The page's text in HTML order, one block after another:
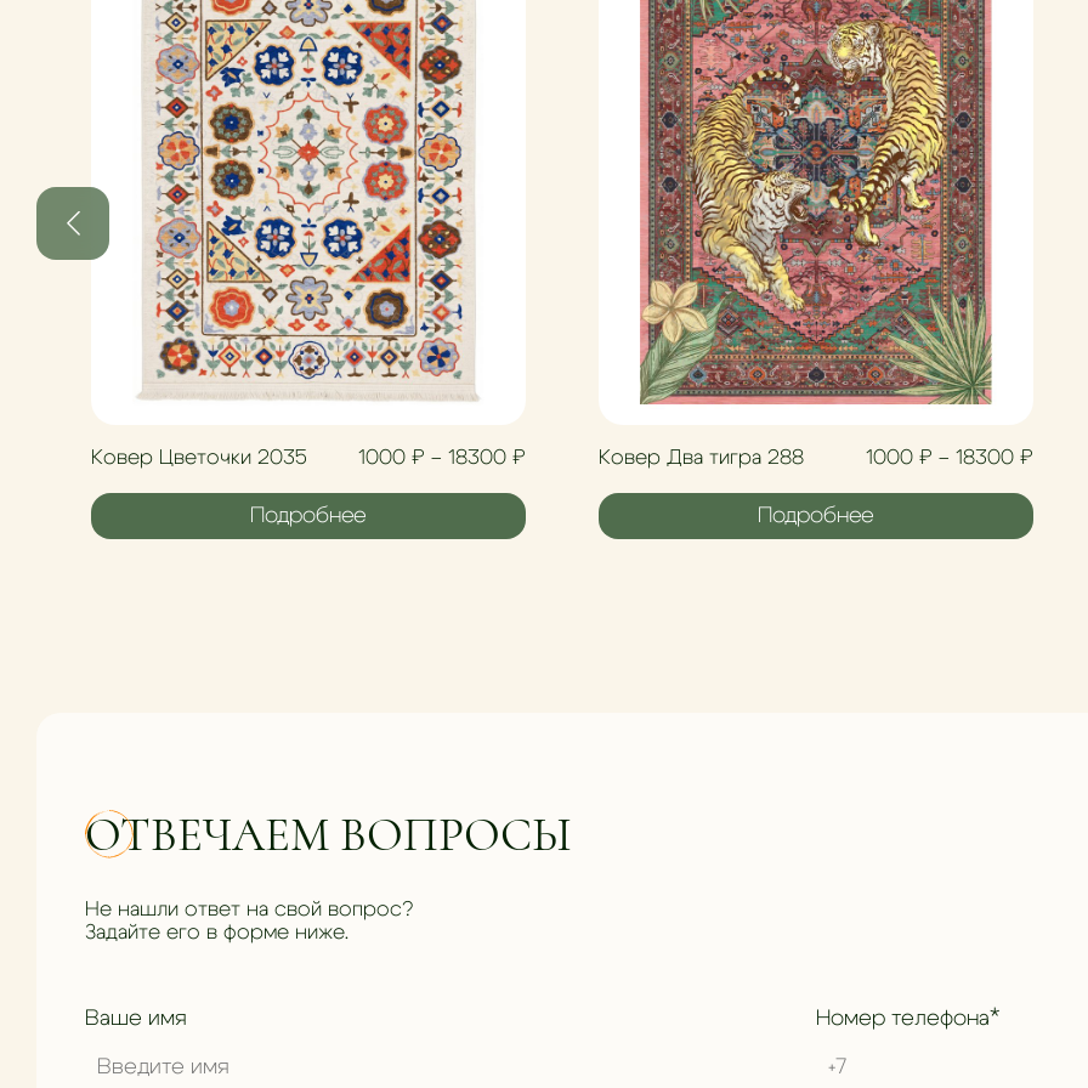
Ковер Цветочки 2035 1000 ₽ – 18300 ₽ Диапазон цен: 1000 ₽ – 18300 ₽
Подробнее
Ковер Два тигра 288 1000 ₽ – 18300 ₽
Подробнее
ОТВЕЧАЕМ ВОПРОСЫ
Не нашли ответ на свой вопрос?
Задайте его в форме ниже.
Ваше имя Номер телефона*